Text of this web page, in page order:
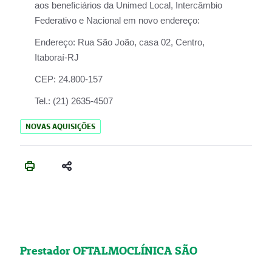
aos beneficiários da Unimed Local, Intercâmbio
Federativo e Nacional em novo endereço:
Endereço: Rua São João, casa 02, Centro,
Itaboraí-RJ
CEP: 24.800-157
Tel.: (21) 2635-4507
NOVAS AQUISIÇÕES
Prestador OFTALMOCLÍNICA SÃO